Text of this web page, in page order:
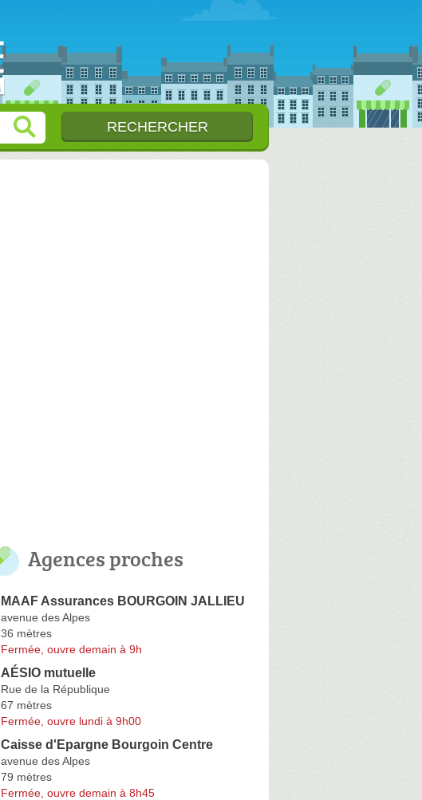
Agences proches
MAAF Assurances BOURGOIN JALLIEU
avenue des Alpes
36 mètres
Fermée, ouvre demain à 9h
AÉSIO mutuelle
Rue de la République
67 mètres
Fermée, ouvre lundi à 9h00
Caisse d'Epargne Bourgoin Centre
avenue des Alpes
79 mètres
Fermée, ouvre demain à 8h45